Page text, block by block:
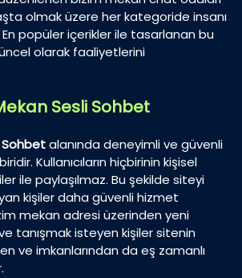
olmak üzere her kategoride insanı
popüler içerikler ile tasarlanan bu
olarak faaliyetlerini
Sesli Sohbet
Sohbetalanında deneyimli ve güvenli
Kullanıcıların hiçbirinin kişisel
ile paylaşılmaz. Bu şekilde siteyi
kişiler daha güvenli hizmet
mekan adresi üzerinden yeni
tanışmak isteyen kişiler sitenin
ve imkanlarından da eş zamanlı